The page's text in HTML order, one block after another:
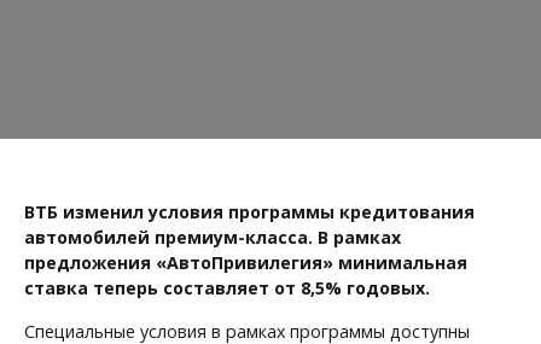
ВТБ изменил условия программы кредитования
автомобилей премиум-класса. В рамках
предложения «АвтоПривилегия» минимальная
ставка теперь составляет от 8,5% годовых.
Специальные условия в рамках программы доступны